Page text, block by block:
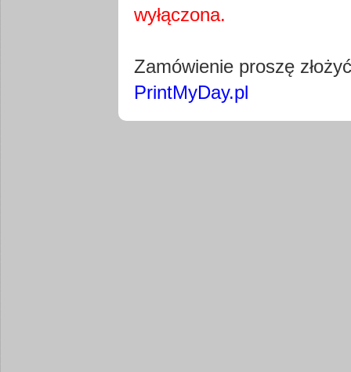
wyłączona.
Zamówienie proszę
PrintMyDay.pl